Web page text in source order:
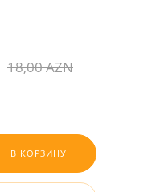
18,00AZN
В КОРЗИНУ